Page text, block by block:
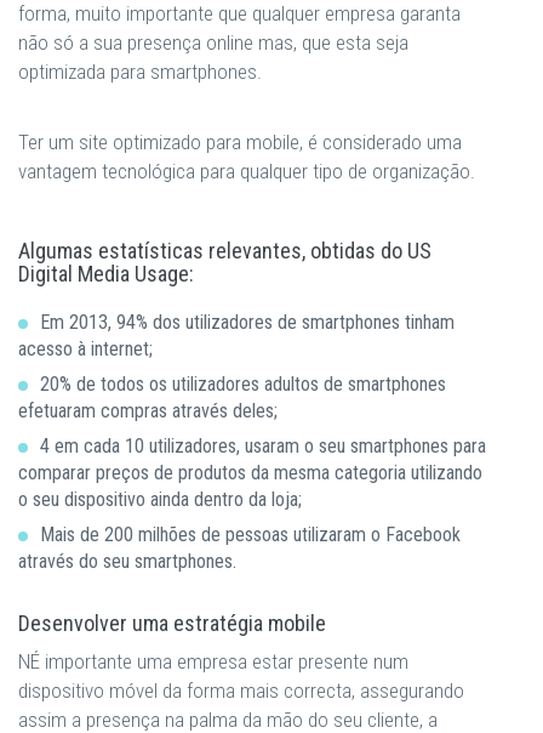
forma, muito importante que qualquer empresa garanta
não só a sua presença online mas, que esta seja
optimizada para smartphones.
Ter um site optimizado para mobile, é considerado uma
vantagem tecnológica para qualquer tipo de organização.
Algumas estatísticas relevantes, obtidas do US
Digital Media Usage:
Em 2013, 94% dos utilizadores de smartphones tinham
acesso à internet;
20% de todos os utilizadores adultos de smartphones
efetuaram compras através deles;
4 em cada 10 utilizadores, usaram o seu smartphones para
comparar preços de produtos da mesma categoria utilizando
o seu dispositivo ainda dentro da loja;
Mais de 200 milhões de pessoas utilizaram o Facebook
através do seu smartphones.
Desenvolver uma estratégia mobile
NÉ importante uma empresa estar presente num
dispositivo móvel da forma mais correcta, assegurando
assim a presença na palma da mão do seu cliente, a